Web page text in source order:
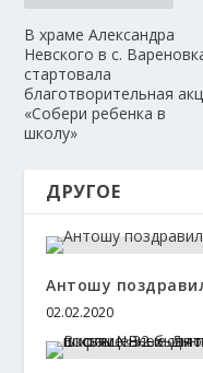
В храме Александра
Невского в с.
стартовала
благотворительная
«Собери ребенка в
школу»
ДРУГОЕ
Антошу
02.02.2020